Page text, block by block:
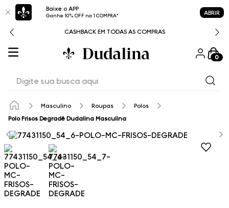
Baixe o APP
Ganhe 10% OFF na 1 COMPRA* ABRIR
CASHBACK EM TODAS AS COMPRAS
0
Masculino Roupas
Polos
Polo Frisos Degradê Dudalina Masculina